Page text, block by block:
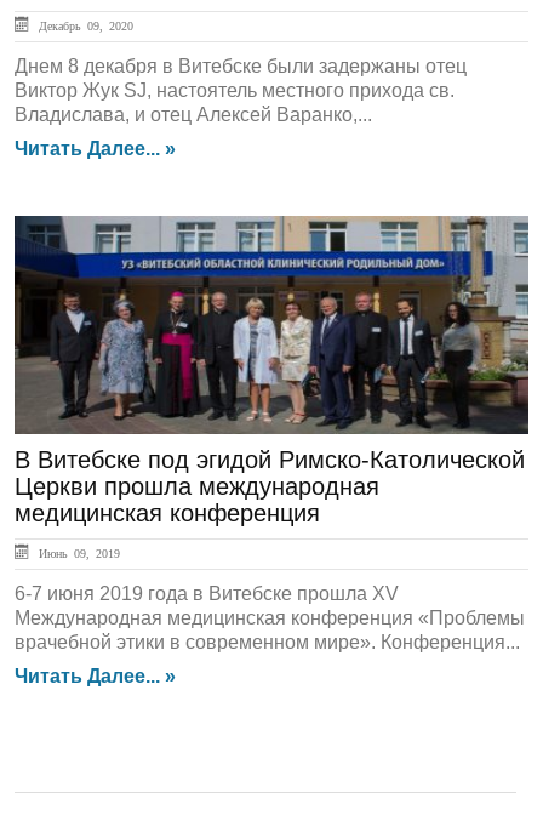
Декабрь 09, 2020
Днем 8 декабря в Витебске были задержаны отец
Виктор Жук SJ, настоятель местного прихода св.
Владислава, и отец Алексей Варанко,...
Читать Далее... »
ЛЕНТА НОВОСТЕЙ
В Витебске под эгидой Римско-Католической
Церкви прошла международная
медицинская конференция
Июнь 09, 2019
6-7 июня 2019 года в Витебске прошла XV
Международная медицинская конференция «Проблемы
врачебной этики в современном мире». Конференция...
Читать Далее... »